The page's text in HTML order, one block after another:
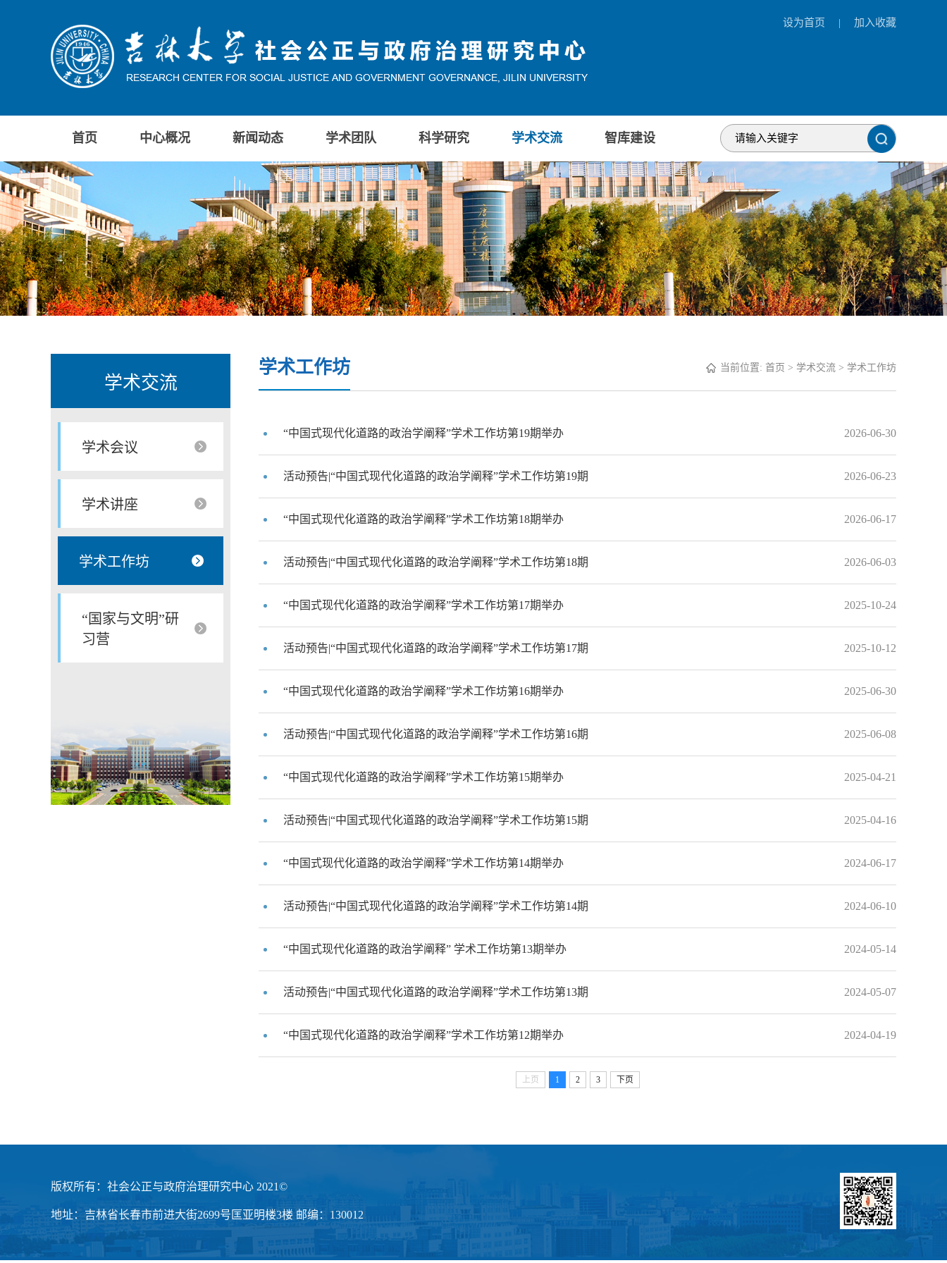
设为首页 | 加入收藏
首页 中心概况 新闻动态 学术团队 科学研究 学术交流 智库建设
学术交流
学术会议
学术讲座
学术工作坊
“国家与文明”研
习营
学术工作坊 当前位置: 首页 > 学术交流 > 学术工作坊
“中国式现代化道路的政治学阐释”学术工作坊第19期举办 2026-06-30
活动预告|“中国式现代化道路的政治学阐释”学术工作坊第19期 2026-06-23
“中国式现代化道路的政治学阐释”学术工作坊第18期举办 2026-06-17
活动预告|“中国式现代化道路的政治学阐释”学术工作坊第18期 2026-06-03
“中国式现代化道路的政治学阐释”学术工作坊第17期举办 2025-10-24
活动预告|“中国式现代化道路的政治学阐释”学术工作坊第17期 2025-10-12
“中国式现代化道路的政治学阐释”学术工作坊第16期举办 2025-06-30
活动预告|“中国式现代化道路的政治学阐释”学术工作坊第16期 2025-06-08
“中国式现代化道路的政治学阐释”学术工作坊第15期举办 2025-04-21
活动预告|“中国式现代化道路的政治学阐释”学术工作坊第15期 2025-04-16
“中国式现代化道路的政治学阐释”学术工作坊第14期举办 2024-06-17
活动预告|“中国式现代化道路的政治学阐释”学术工作坊第14期 2024-06-10
“中国式现代化道路的政治学阐释” 学术工作坊第13期举办 2024-05-14
活动预告|“中国式现代化道路的政治学阐释”学术工作坊第13期 2024-05-07
“中国式现代化道路的政治学阐释”学术工作坊第12期举办 2024-04-19
上页 1 2 3 下页
版权所有：社会公正与政府治理研究中心 2021©
地址：吉林省长春市前进大街2699号匡亚明楼3楼 邮编：130012